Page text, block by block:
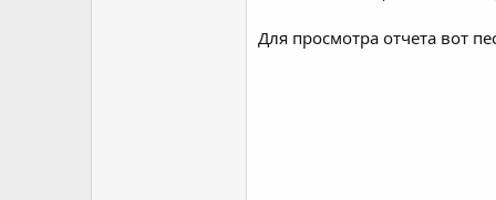
Для просмотра отчета вот